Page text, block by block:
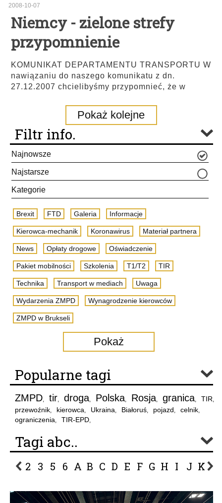
2008-10-07
Niemcy - zielone strefy
przypomnienie
KOMUNIKAT DEPARTAMENTU TRANSPORTU W
nawiązaniu do naszego komunikatu z dn.
27.12.2007 chcielibyśmy przypomnieć, że w
Pokaż kolejne
Filtr info.
Najnowsze
Najstarsze
Kategorie
Brexit FTD Galeria Informacje
Kierowca-mechanik Koronawirus Materiał partnera
News Opłaty drogowe Oświadczenie
Pakiet mobilności Szkolenia T1/T2 TIR
Technika Transport w mediach Uwaga
Wydarzenia ZMPD Wynagrodzenie kierowców
ZMPD w Brukseli
Pokaż
Popularne tagi
ZMPD, tir, droga, Polska, Rosja, granica, TIR,
przewoźnik, kierowca, Ukraina, Białoruś, pojazd, celnik,
ograniczenia, TIR-EPD,
Tagi abc..
2 3 5 6 A B C D E F G H I J K L